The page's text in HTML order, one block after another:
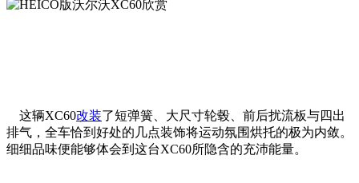
这辆XC60改装了短弹簧、大尺寸轮毂、前后扰流板与四出
排气，全车恰到好处的几点装饰将运动氛围烘托的极为内敛。
细细品味便能够体会到这台XC60所隐含的充沛能量。